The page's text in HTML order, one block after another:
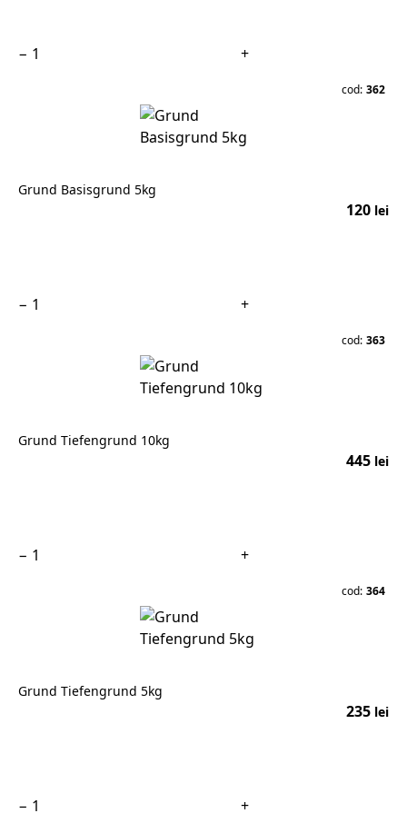
− +
cod: 362
Grund Basisgrund 5kg
120 lei
− +
cod: 363
Grund Tiefengrund 10kg
445 lei
− +
cod: 364
Grund Tiefengrund 5kg
235 lei
− +